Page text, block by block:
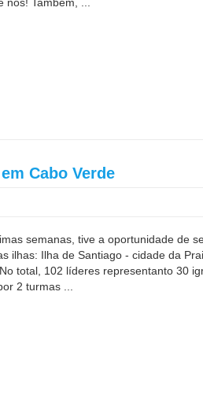
nós! Também, ...
Cabo Verde
semanas, tive a oportunidade de
ilhas: Ilha de Santiago - cidade da
total, 102 líderes representanto 30
2 turmas ...